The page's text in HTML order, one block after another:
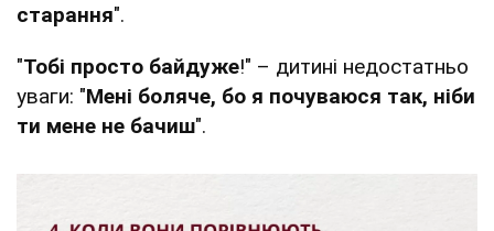
старання".
"Тобі просто байдуже!" – дитині недостатньо
уваги: "Мені боляче, бо я почуваюся так, ніби
ти мене не бачиш".